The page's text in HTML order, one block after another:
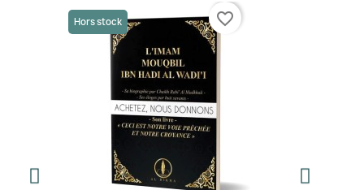
Hors stock favorite_border